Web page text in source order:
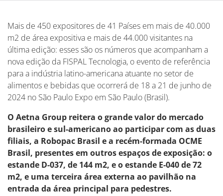
Mais de 450 expositores de 41 Países em mais de 40.000
m2 de área expositiva e mais de 44.000 visitantes na
última edição: esses são os números que acompanham a
nova edição da FISPAL Tecnologia, o evento de referência
para a indústria latino-americana atuante no setor de
alimentos e bebidas que ocorrerá de 18 a 21 de junho de
2024 no São Paulo Expo em São Paulo (Brasil).
O Aetna Group reitera o grande valor do mercado
brasileiro e sul-americano ao participar com as duas
filiais, a Robopac Brasil e a recém-formada OCME
Brasil, presentes em outros espaços de exposição: o
estande D-037, de 144 m2, e o estande E-040 de 72
m2, e uma terceira área externa ao pavilhão na
entrada da área principal para pedestres.